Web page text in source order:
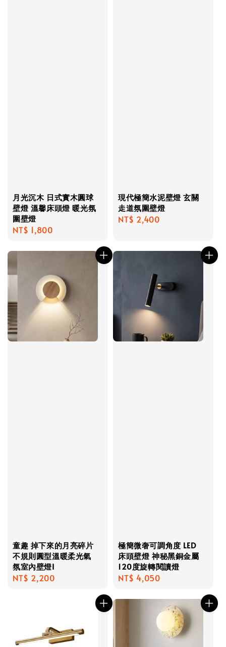
月光沉木 日式實木圓球
壁燈 溫馨床頭燈 暖光氛
圍壁燈
Regular
NT$ 1,800
現代極簡水泥壁燈 玄關
走道氛圍壁燈
Regular
NT$ 2,400
童趣 掉下來的月亮碎片
不規則圓型溫暖柔光氣
氛室內壁燈I
Regular
NT$ 2,200
極簡微奢可調角度 LED
床頭壁燈 神秘黑銅金屬
120度旋轉閱讀燈
Regular
NT$ 4,050